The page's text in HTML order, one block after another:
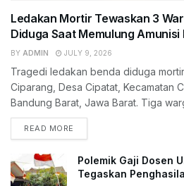
Ledakan Mortir Tewaskan 3
Diduga Saat Memulung Amunisi
BY ADMIN JULY 9, 2026
Tragedi ledakan benda diduga
Ciparang, Desa Cipatat, Kecamatan
Bandung Barat, Jawa Barat. Tiga
READ MORE
Polemik Gaji Dosen
Tegaskan